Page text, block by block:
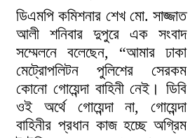
ডিএমপি কমিশনার শেখ মো. সাজ্জাত
আলী শনিবার দুপুরে এক সংবাদ
সম্মেলনে বলেছেন, “আমার ঢাকা
মেট্রোপলিটন পুলিশের সেরকম
কোনো গোয়েন্দা বাহিনী নেই। ডিবি
ওই অর্থে গোয়েন্দা না, গোয়েন্দা
বাহিনীর প্রধান কাজ হচ্ছে অগ্রিম